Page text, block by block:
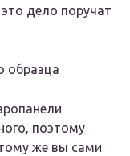
дело поручат
образца
поэтому
же вы сами